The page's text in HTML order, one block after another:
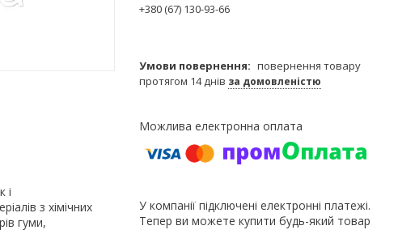
і
з хімічних
гуми,
+380 (67) 130-93-66
повернення товару
протягом 14 днів за домовленістю
У компанії підключені електронні платежі.
Тепер ви можете купити будь-який товар